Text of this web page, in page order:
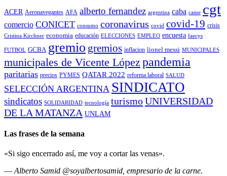
ACER Aeronavegantes AFA alberto fernandez argentina caba came cgt
comercio CONICET consumo coronavirus covid covid-19 crisis
Cristina Kirchner economia educación ELECCIONES EMPLEO encuesta faecys
FUTBOL GCBA gremio gremios inflacion lionel messi MUNICIPALES
municipales de Vicente López pandemia
paritarias precios PYMES QATAR 2022 reforma laboral SALUD
SELECCIÓN ARGENTINA SINDICATO
sindicatos SOLIDARIDAD tecnología turismoUNIVERSIDAD
DE LA MATANZA UNLAM
Las frases de la semana
«Si sigo encerrado así, me voy a cortar las venas».
— Alberto Samid @soyalbertosamid, empresario de la carne.